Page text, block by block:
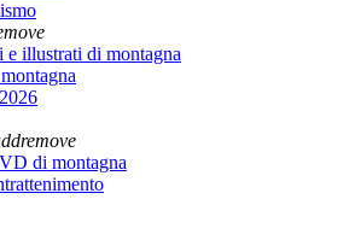
e illustrati di montagna
remove
di montagna